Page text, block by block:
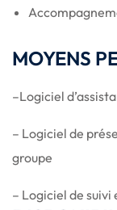
MOYENS
–Logiciel
– Logiciel de
groupe
– Logiciel de